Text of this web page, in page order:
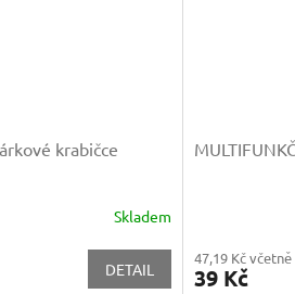
krabičce
Skladem
DETAIL
47,19 Kč včetně
39 Kč